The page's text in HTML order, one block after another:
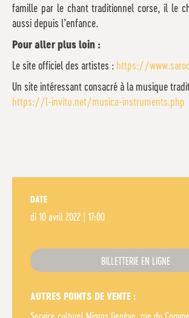
famille par le chant traditionnel corse, il le
aussi depuis l’enfance.
Pour aller plus loin :
Le site officiel des artistes : https://
Un site intéressant consacré à la musique
https://l-invitu.net/musica-instruments.php
DATE
di 10 avril 2022 | 17:00
BILLETTERIE EN LIGNE
AUTRES POINTS DE VENTE :